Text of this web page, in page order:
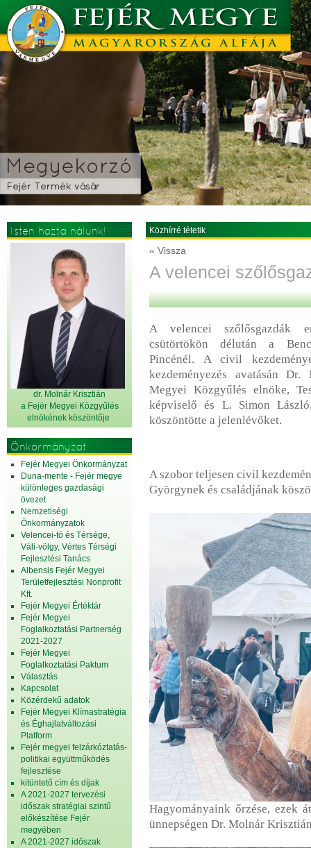
Isten hozta nálunk!
dr. Molnár Krisztián
a Fejér Megyei Közgyűlés
elnökének köszöntője
Önkormányzat
Fejér Megyei Önkormányzat
Duna-mente - Fejér megye
különleges gazdasági
övezet
Nemzetiségi
Önkormányzatok
Velencei-tó és Térsége,
Váli-völgy, Vértes Térségi
Fejlesztési Tanács
Albensis Fejér Megyei
Területfejlesztési Nonprofit
Kft.
Fejér Megyei Értéktár
Fejér Megyei
Foglalkoztatási Partnerség
2021-2027
Fejér Megyei
Foglalkoztatási Paktum
Választás
Kapcsolat
Közérdekű adatok
Fejér Megyei Klímastratégia
és Éghajlatváltozási
Platform
Fejér megyei felzárkóztatás-
politikai együttműködés
fejlesztése
kitüntető cím és díjak
A 2021-2027 tervezési
időszak stratégiai szintű
előkészítése Fejér
megyében
A 2021-2027 időszak
Közhírré tétetik
« Vissza
A velencei
A velencei szőlősgazdák
csütörtökön délután a
Pincénél. A civil
kezdeményezés avatásán
Megyei Közgyűlés elnöke,
képviselő és L. Simon
köszöntötte a jelenlévőket.
A szobor teljesen civil
Györgynek és családjának
Hagyományaink őrzése, ezek
ünnepségen Dr. Molnár